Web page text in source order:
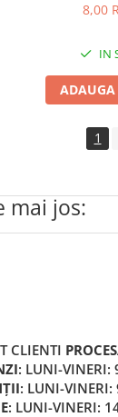
8,00
IN
ADAUGA
1
mai jos:
CLIENTI
: LUNI-VINERI:
: LUNI-VINERI:
: LUNI-VINERI: